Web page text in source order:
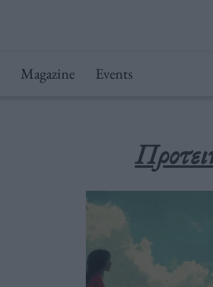
Magazine Events